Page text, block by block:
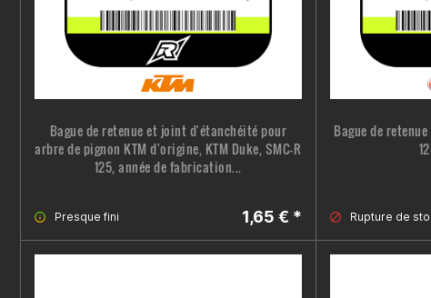
Bague de retenue et joint d'étanchéité pour
arbre de pignon KTM d'origine, KTM Duke, SMC-R
125, année de fabrication...
Presque fini 1,65 € *
Bague de
Rupture de